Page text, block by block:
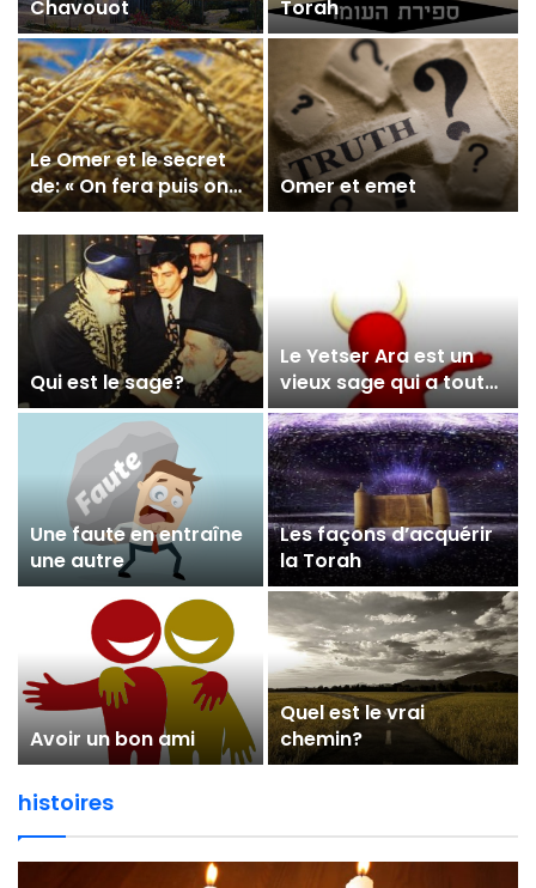
Chavouot
Torah
Le Omer et le secret
de: « On fera puis on
comprendra »
Omer et emet
Qui est le sage?
Le Yetser Ara est un
vieux sage qui a tout
son temps
Une faute en entraîne
une autre
Les façons d’acquérir
la Torah
Avoir un bon ami
Quel est le vrai
chemin?
histoires